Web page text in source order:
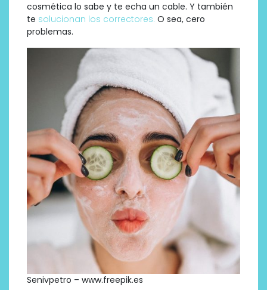
cosmética lo sabe y te echa un cable. Y también
te solucionan los correctores. O sea, cero
problemas.
Senivpetro – www.freepik.es